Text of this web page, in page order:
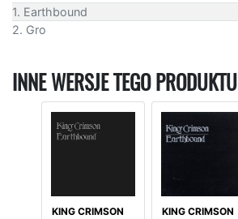
1. Earthbound
2. Gro
INNE WERSJE TEGO PRODUKTU
KING CRIMSON
KING CRIMSON